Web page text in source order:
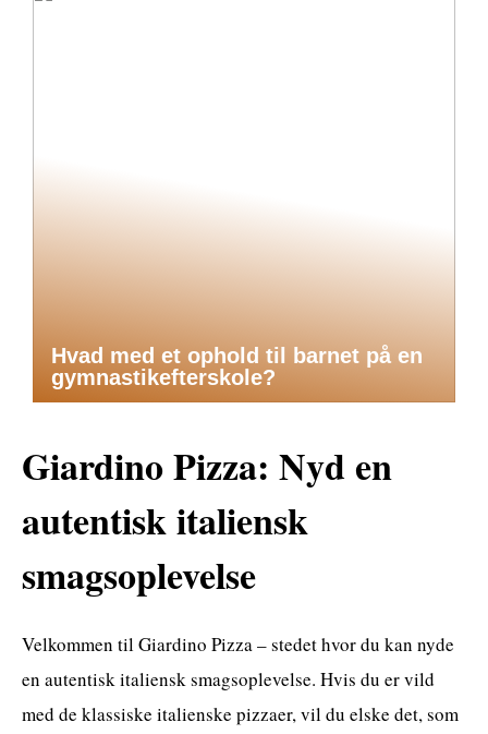
Hvad med et ophold til barnet på en
gymnastikefterskole?
Giardino Pizza: Nyd en
autentisk italiensk
smagsoplevelse
Velkommen til Giardino Pizza – stedet hvor du kan nyde
en autentisk italiensk smagsoplevelse. Hvis du er vild
med de klassiske italienske pizzaer, vil du elske det, som